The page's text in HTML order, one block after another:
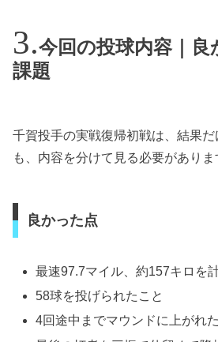
今回の投球内容｜良
課題
千賀投手の実戦復帰初戦は、結果だ
も、内容を分けて見る必要がありま
良かった点
最速97.7マイル、約157キロを
58球を投げられたこと
4回途中までマウンドに上がれ